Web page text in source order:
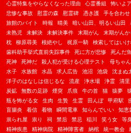
心霊特集をやらなくなった理由
心霊番組 怖いよ
悲惨な事故
慰霊の森 慰霊碑 憑き護 手を合わせ
旅館のバイト
時報 晴美 暗い山田、明るい山田
未熟児
未解決 未解決事件 末期がん 末期がん
枕
柳原尋美 根絶やし 梶原一騎 検索してはいけ
歯科助手挙式直前失踪事件
死に方が悲惨 死んだ
死神
死神だ 殺人犯が受ける心理テスト 母ちゃん
水子
水族館 水晶 求人広告 池沼 池袋 沈まぬ
洋子のはなしは信じるな
流産 浄水場 浄霊 清里
炭鉱
無数の足跡 煙突 爪痕 牛の首 猫 猿夢
瓶を怖がる女
生肉 生贄 生霊 田んぼ 甲府駅
盲腸炎
着信 着物 瞬間電車 知らんでいい 知恵
祟られ屋
祟り 祠 禁后 禁忌 稲川 笑う女 等
精神疾患
精神病院 精神障害者 納棺 統一教会